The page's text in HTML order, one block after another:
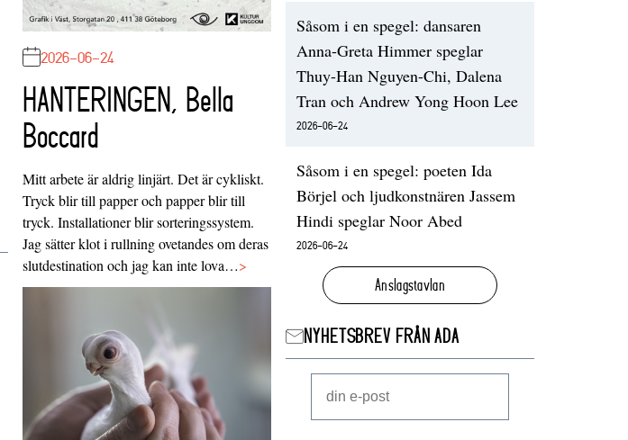
2026-06-24
HANTERINGEN, Bella
Boccard
Mitt arbete är aldrig linjärt. Det är cykliskt.
Tryck blir till papper och papper blir till
tryck. Installationer blir sorteringssystem.
Jag sätter klot i rullning ovetandes om deras
slutdestination och jag kan inte lova…>
Såsom i en spegel: dansaren
Anna-Greta Himmer speglar
Thuy-Han Nguyen-Chi, Dalena
Tran och Andrew Yong Hoon Lee
2026-06-24
Såsom i en spegel: poeten Ida
Börjel och ljudkonstnären Jassem
Hindi speglar Noor Abed
2026-06-24
Anslagstavlan
NYHETSBREV FRÅN ADA